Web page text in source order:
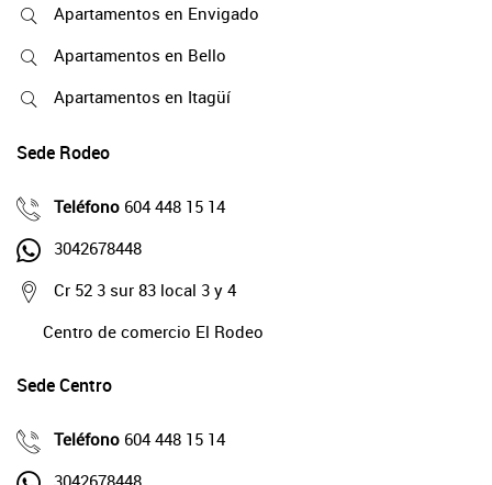
Apartamentos en Envigado
Apartamentos en Bello
Apartamentos en Itagüí
Sede Rodeo
Teléfono 604 448 15 14
3042678448
Cr 52 3 sur 83 local 3 y 4
Centro de comercio El Rodeo
Sede Centro
Teléfono 604 448 15 14